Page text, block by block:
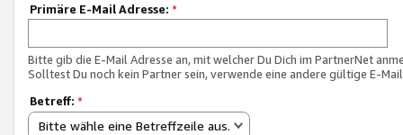
Primäre E-Mail Adresse: *
Bitte gib die E-Mail Adresse an, mit welcher Du Dich im PartnerNet
Solltest Du noch kein Partner sein, verwende eine andere gültige E-
Betreff: *
Bitte wähle eine Betreffzeile aus.